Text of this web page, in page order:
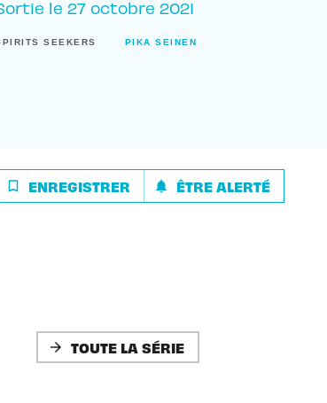
le 27 octobre 2021
SEEKERS PIKA SEINEN
bookmark_border ENREGISTRER notifications ÊTRE ALERTÉ
arrow_forward TOUTE LA SÉRIE